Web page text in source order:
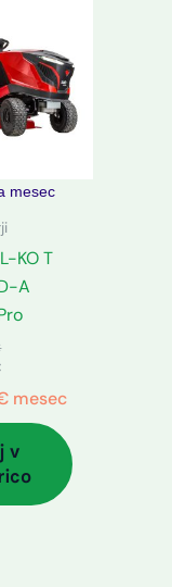
mesec
KO T
A
bila:
4.099,90 €.
3.699,90 €.
mesec
v